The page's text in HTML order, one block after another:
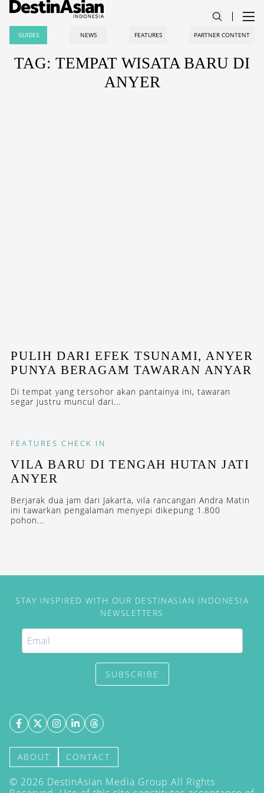
GUIDES NEWS FEATURES PARTNER CONTENT
TAG: TEMPAT WISATA BARU DI
ANYER
PULIH DARI EFEK TSUNAMI, ANYER
PUNYA BERAGAM TAWARAN ANYAR
Di tempat yang tersohor akan pantainya ini, tawaran
segar justru muncul dari...
FEATURES CHECK IN
VILA BARU DI TENGAH HUTAN JATI
ANYER
Berjarak dua jam dari Jakarta, vila rancangan Andra Matin
ini tawarkan pengalaman menyepi dikepung 1.800
pohon...
STAY INSPIRED WITH OUR DESTINASIAN INDONESIA
NEWSLETTERS
SUBSCRIBE
ABOUT CONTACT
© 2026 DestinAsian Media Group All Rights